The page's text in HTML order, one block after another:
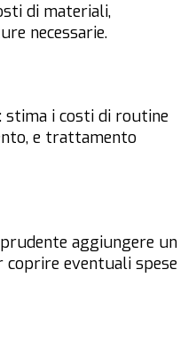
di materiali,
necessarie.
: stima i costi di routine
e trattamento
aggiungere un
eventuali spese